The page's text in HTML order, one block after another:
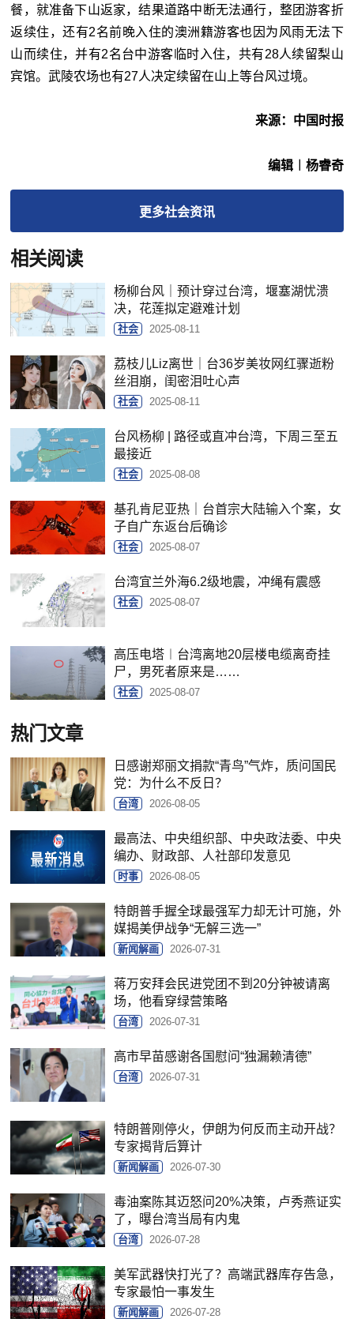
餐，就准备下山返家，结果道路中断无法通行，整团游客折
返续住，还有2名前晚入住的澳洲籍游客也因为风雨无法下
山而续住，并有2名台中游客临时入住，共有28人续留梨山
宾馆。武陵农场也有27人决定续留在山上等台风过境。
来源：中国时报
编辑︱杨睿奇
更多社会资讯
相关阅读
杨柳台风｜预计穿过台湾，堰塞湖忧溃
决，花莲拟定避难计划
社会 2025-08-11
荔枝儿Liz离世｜台36岁美妆网红骤逝粉
丝泪崩，闺密泪吐心声
社会 2025-08-11
台风杨柳 | 路径或直冲台湾，下周三至五
最接近
社会 2025-08-08
基孔肯尼亚热｜台首宗大陆输入个案，女
子自广东返台后确诊
社会 2025-08-07
台湾宜兰外海6.2级地震，冲绳有震感
社会 2025-08-07
高压电塔︱台湾离地20层楼电缆离奇挂
尸，男死者原来是……
社会 2025-08-07
热门文章
日感谢郑丽文捐款“青鸟”气炸，质问国民
党：为什么不反日？
台湾 2026-08-05
最高法、中央组织部、中央政法委、中央
编办、财政部、人社部印发意见
时事 2026-08-05
特朗普手握全球最强军力却无计可施，外
媒揭美伊战争“无解三选一”
新闻解画 2026-07-31
蒋万安拜会民进党团不到20分钟被请离
场，他看穿绿营策略
台湾 2026-07-31
高市早苗感谢各国慰问“独漏赖清德”
台湾 2026-07-31
特朗普刚停火，伊朗为何反而主动开战？
专家揭背后算计
新闻解画 2026-07-30
毒油案陈其迈怒问20%决策，卢秀燕证实
了，曝台湾当局有内鬼
台湾 2026-07-28
美军武器快打光了？高端武器库存告急，
专家最怕一事发生
新闻解画 2026-07-28